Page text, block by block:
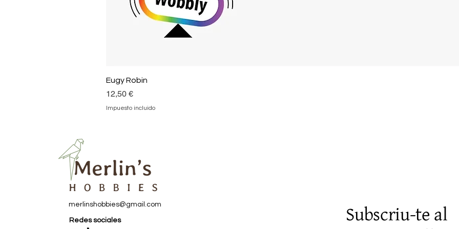
Eugy Robin
Precio
12,50 €
Impuesto incluido
merlinshobbies@gmail.com
Redes sociales
Subscriu-te al